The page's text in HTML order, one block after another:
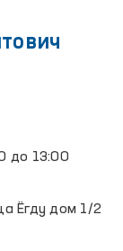
до 13:00
Ёгду дом 1/2